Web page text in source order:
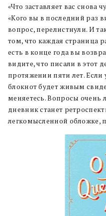
«Что заставляет вас снова
«Кого вы в последний раз
вопрос, перелистнули. И
том, что каждая страница
есть в конце года вы
видите, что писали в этот
протяжении пяти лет. Если
блокнот будет живым
меняетесь. Вопросы очень
дневник станет
легкомысленной обложке,